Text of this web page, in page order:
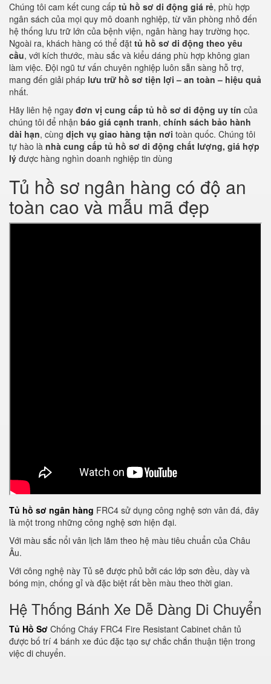
Chúng tôi cam kết cung cấp tủ hồ sơ di động giá rẻ, phù hợp
ngân sách của mọi quy mô doanh nghiệp, từ văn phòng nhỏ đến
hệ thống lưu trữ lớn của bệnh viện, ngân hàng hay trường học.
Ngoài ra, khách hàng có thể đặt tủ hồ sơ di động theo yêu
cầu, với kích thước, màu sắc và kiểu dáng phù hợp không gian
làm việc. Đội ngũ tư vấn chuyên nghiệp luôn sẵn sàng hỗ trợ,
mang đến giải pháp lưu trữ hồ sơ tiện lợi – an toàn – hiệu quả
nhất.
Hãy liên hệ ngay đơn vị cung cấp tủ hồ sơ di động uy tín của
chúng tôi để nhận báo giá cạnh tranh, chính sách bảo hành
dài hạn, cùng dịch vụ giao hàng tận nơi toàn quốc. Chúng tôi
tự hào là nhà cung cấp tủ hồ sơ di động chất lượng, giá hợp
lý được hàng nghìn doanh nghiệp tin dùng
Tủ hồ sơ ngân hàng có độ an
toàn cao và mẫu mã đẹp
Tủ hồ sơ ngân hàng FRC4 sử dụng công nghệ sơn vân đá, đây
là một trong những công nghệ sơn hiện đại.
Với màu sắc nổi vân lịch lãm theo hệ màu tiêu chuẩn của Châu
Âu.
Với công nghệ này Tủ sẽ được phủ bởi các lớp sơn đều, dày và
bóng mịn, chống gỉ và đặc biệt rất bền màu theo thời gian.
Hệ Thống Bánh Xe Dễ Dàng Di Chuyển
Tủ Hồ Sơ Chống Cháy FRC4 Fire Resistant Cabinet chân tủ
được bố trí 4 bánh xe đúc đặc tạo sự chắc chắn thuận tiện trong
việc di chuyển.